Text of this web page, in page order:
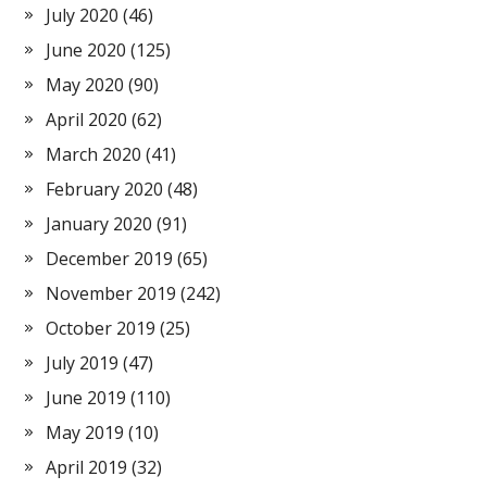
July 2020 (46)
June 2020 (125)
May 2020 (90)
April 2020 (62)
March 2020 (41)
February 2020 (48)
January 2020 (91)
December 2019 (65)
November 2019 (242)
October 2019 (25)
July 2019 (47)
June 2019 (110)
May 2019 (10)
April 2019 (32)